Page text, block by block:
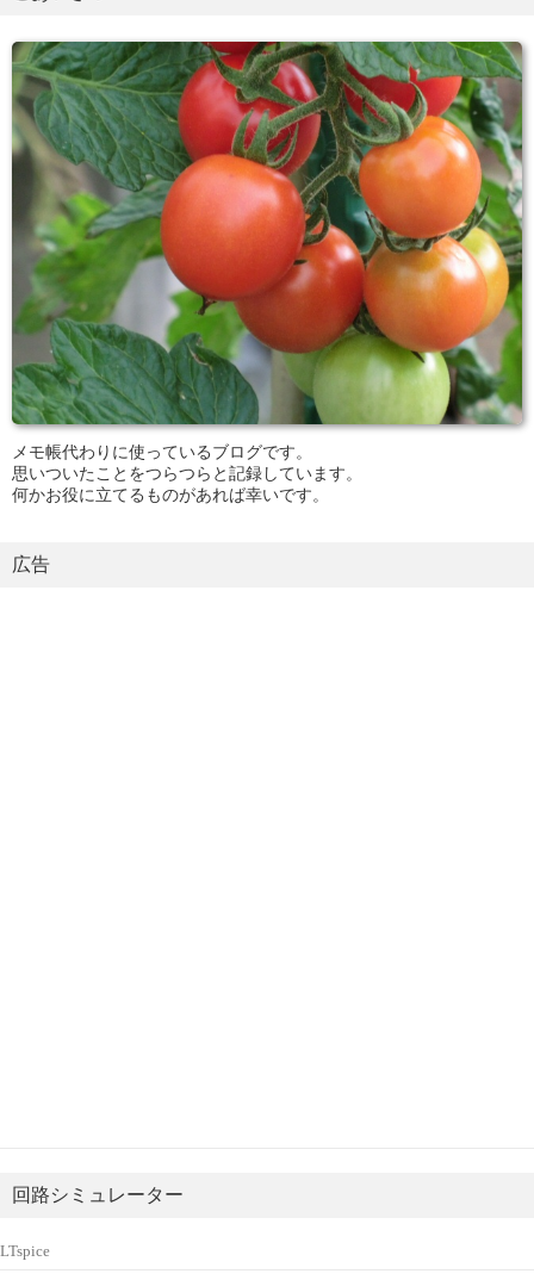
メモ帳代わりに使っているブログです。
思いついたことをつらつらと記録しています。
何かお役に立てるものがあれば幸いです。
広告
回路シミュレーター
LTspice